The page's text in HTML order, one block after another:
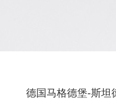
德国马格德堡-斯坦